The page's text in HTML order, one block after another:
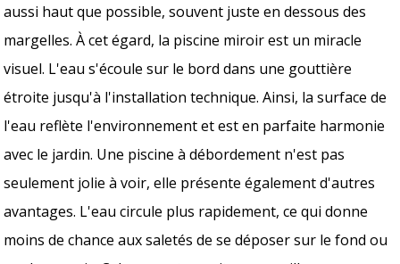
aussi haut que possible, souvent juste en dessous des
margelles. À cet égard, la piscine miroir est un miracle
visuel. L'eau s'écoule sur le bord dans une gouttière
étroite jusqu'à l'installation technique. Ainsi, la surface de
l'eau reflète l'environnement et est en parfaite harmonie
avec le jardin. Une piscine à débordement n'est pas
seulement jolie à voir, elle présente également d'autres
avantages. L'eau circule plus rapidement, ce qui donne
moins de chance aux saletés de se déposer sur le fond ou